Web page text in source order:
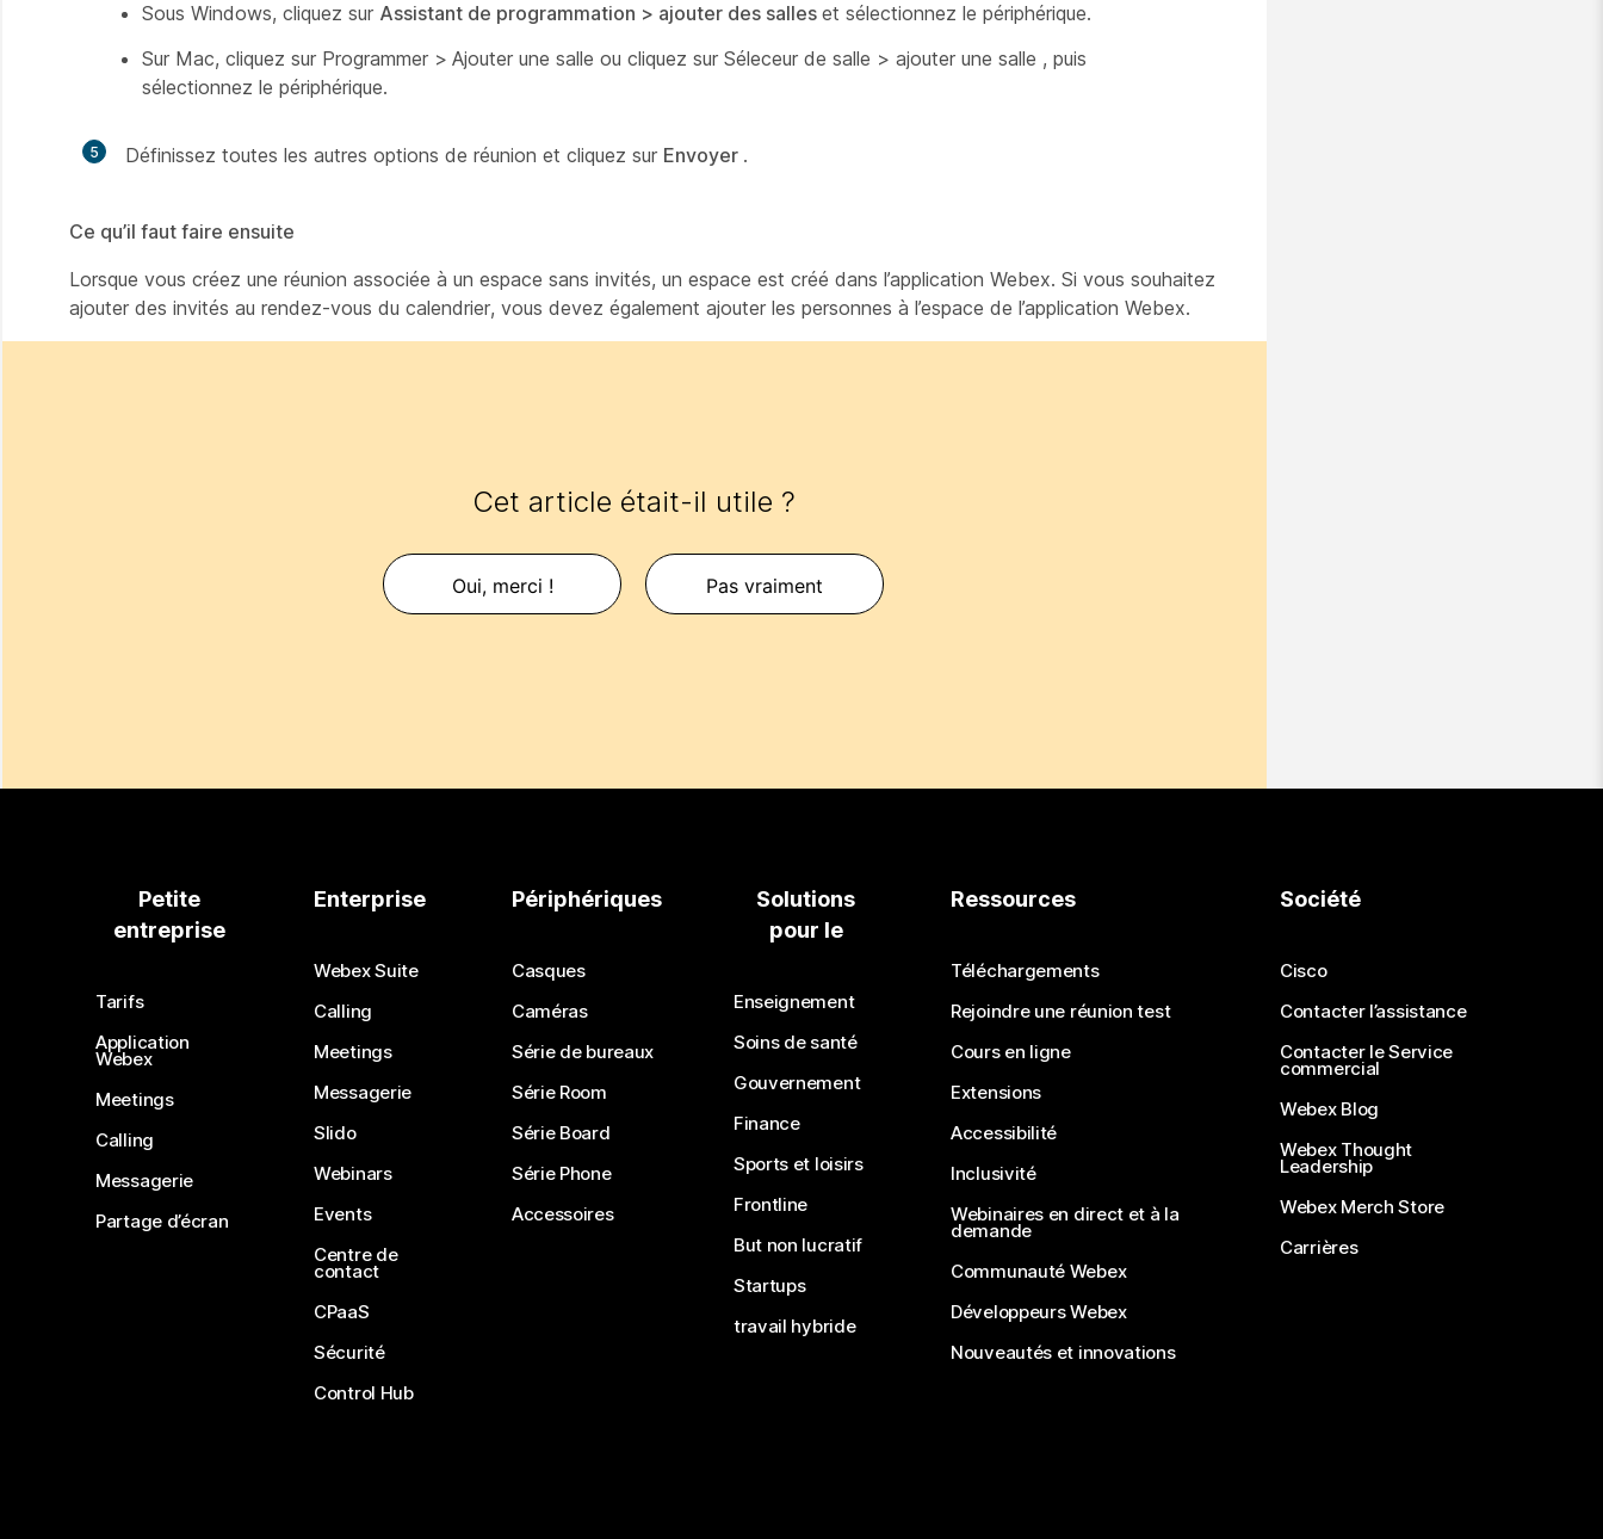
Sous Windows, cliquez sur Assistant de programmation > ajouter des salles et sélectionnez le périphérique.
Sur Mac, cliquez sur Programmer > Ajouter une salle ou cliquez sur Séleceur de salle > ajouter une salle , puis
sélectionnez le périphérique.
5 Définissez toutes les autres options de réunion et cliquez sur Envoyer .
Ce qu’il faut faire ensuite
Lorsque vous créez une réunion associée à un espace sans invités, un espace est créé dans l’application Webex. Si vous souhaitez
ajouter des invités au rendez-vous du calendrier, vous devez également ajouter les personnes à l’espace de l’application Webex.
Cet article était-il utile ?
Oui, merci ! Pas vraiment
Petite
entreprise
Tarifs
Application
Webex
Meetings
Calling
Messagerie
Partage d’écran
Enterprise
Webex Suite
Calling
Meetings
Messagerie
Slido
Webinars
Events
Centre de
contact
CPaaS
Sécurité
Control Hub
Périphériques
Casques
Caméras
Série de bureaux
Série Room
Série Board
Série Phone
Accessoires
Solutions
pour le
Enseignement
Soins de santé
Gouvernement
Finance
Sports et loisirs
Frontline
But non lucratif
Startups
travail hybride
Ressources
Téléchargements
Rejoindre une réunion test
Cours en ligne
Extensions
Accessibilité
Inclusivité
Webinaires en direct et à la
demande
Communauté Webex
Développeurs Webex
Nouveautés et innovations
Société
Cisco
Contacter l’assistance
Contacter le Service
commercial
Webex Blog
Webex Thought
Leadership
Webex Merch Store
Carrières